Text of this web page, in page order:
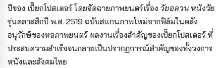
ปีของ เปี๊ยกโปสเตอร์ โดยจัดฉายภาพยนตร์เรื่อง วัยอลวน หนังวัย
รุ่นคลาสสิกปี พ.ศ. 2519 ฉบับสแกนภาพใหม่จากฟิล์มในคลัง
อนุรักษ์ของหอภาพยนตร์ ผลงานเรื่องสำคัญของเปี๊ยกโปสเตอร์ ที่
ประสบความสำเร็จจนกลายเป็นปรากฏการณ์สำคัญของทั้งวงการ
หนังและสังคมไทย